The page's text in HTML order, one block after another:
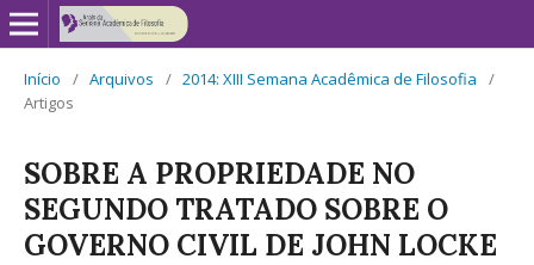
Início / Arquivos / 2014: XIII Semana Acadêmica de Filosofia
/
Artigos
SOBRE A PROPRIEDADE NO
SEGUNDO TRATADO SOBRE O
GOVERNO CIVIL DE JOHN LOCKE